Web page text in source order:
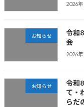
2026
お知らせ
令和
会
2026
お知らせ
令和
て・
らだ